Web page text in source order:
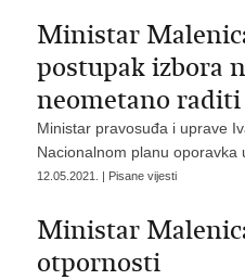
Ministar
postupak izbora
neometano raditi
Ministar pravosuđa i uprave
Nacionalnom planu oporavka
12.05.2021. | Pisane vijesti
Ministar
otpornosti